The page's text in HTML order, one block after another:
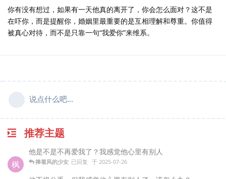
你有没有想过，如果有一天他真的离开了，你会怎么面对？这不是
在吓你，而是提醒你，婚姻里最重要的是互相理解和尊重。你值得
被真心对待，而不是只靠一句“我爱你”来维系。
说点什么吧...
推荐主题
枫
他是不是不再爱我了？我感觉他心里有别人
捧着风的少女 已回复 于 2025-07-26